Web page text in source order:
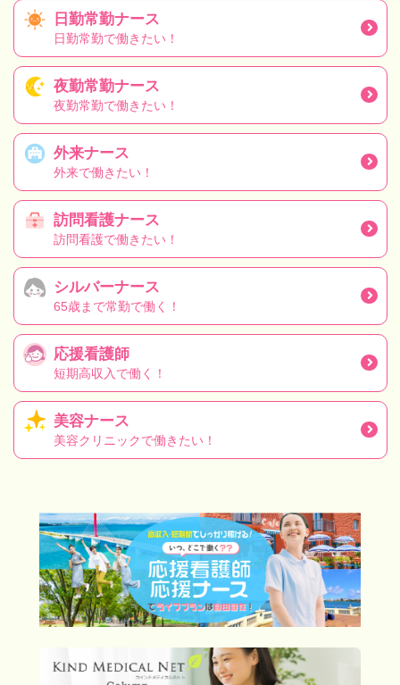
日勤常勤ナース
日勤常勤で働きたい！
夜勤常勤ナース
夜勤常勤で働きたい！
外来ナース
外来で働きたい！
訪問看護ナース
訪問看護で働きたい！
シルバーナース
65歳まで常勤で働く！
応援看護師
短期高収入で働く！
美容ナース
美容クリニックで働きたい！